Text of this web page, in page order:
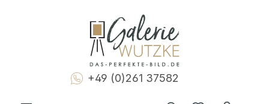
+49 (0)261 37582